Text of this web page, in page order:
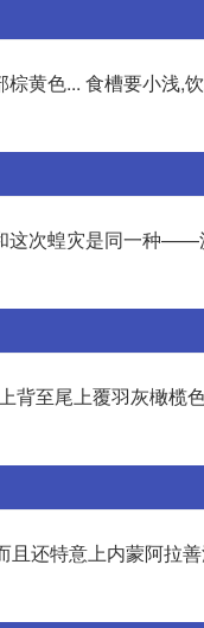
黄色... 食槽要小浅,
这次蝗灾是同一种
背至尾上覆羽灰橄榄
还特意上内蒙阿拉